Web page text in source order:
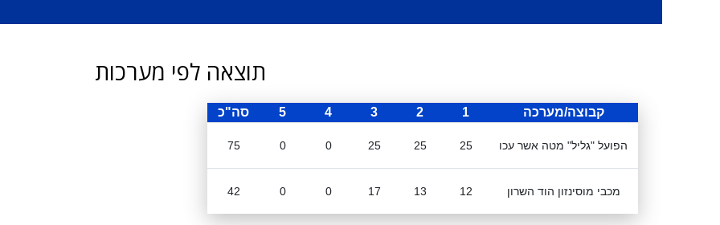
תוצאה לפי מערכות
קבוצה/מערכה 1
2
3
4
5 סה"כ
הפועל "גליל" מטה אשר עכו 25
25
25
0
0
75
מכבי מוסינזון הוד השרון 12
13
17
0
0
42